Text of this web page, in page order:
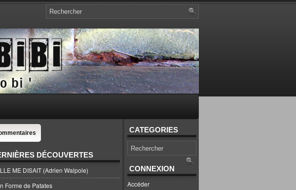
de blogs.
DÉCOUVERTES
ME DISAIT (Adrien Walpole)
Forme de Patates
CATEGORIES
CONNEXION
Accéder